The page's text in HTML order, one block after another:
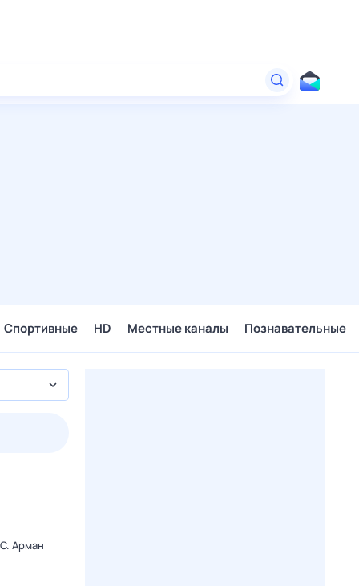
Спортивные HD Местные каналы Познавательные
Арман